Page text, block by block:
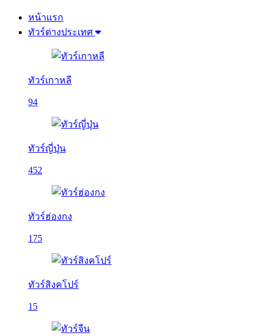
หน้าแรก
ทัวร์ต่างประเทศ
ทัวร์เกาหลี
94
ทัวร์ญี่ปุ่น
452
ทัวร์ฮ่องกง
175
ทัวร์สิงคโปร์
15